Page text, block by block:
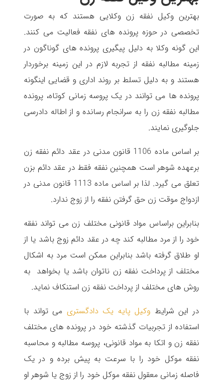
بهترین وکیل نفقه زن وکلایی هستند که به صورت
تخصصی در حوزه پرونده های نفقه فعالیت می کنند.
این گونه وکلا به دلیل پیگیری پرونده های گوناگون در
زمینه مطالبه نفقه از تجربه لازم در این زمینه برخوردار
هستند و به دلیل تسلط بر روند اداری و قضایی اینگونه
پرونده ها می توانند در یک پروسه زمانی کوتاه، پرونده
مطالبه نفقه زن را به سرانجام رسانده و از اطاله دادرسی
جلوگیری نمایند.
بر اساس ماده 1106 قانون مدنی در عقد دائم نفقه زن
برعهده شوهر است همچنین نفقه فقط در عقد دائم بزن
تعلق می گیرد. لذا بر اساس ماده 1113 قانون مدنی در
ازدواج موقت زن حق گرفتن نفقه را از زوج ندارد.
بنابراین براساس مواد قانونی مختلف زن می تواند نفقه
خود را از مرد مطالبه کند چه در عقد دائم زوج باشد یا از
او طلاق گرفته باشد بنابراین ممکن است مرد به اشکال
مختلف از پرداخت نفقه زن ناتوان باشد یا بخواهد به
روش های مختلف از پرداخت نفقه زن استنکاف نماید.
در این شرایط وکیل پایه یک دادگستری می تواند با
استفاده از تجربیات گذشته خود در پرونده های مختلف
نفقه زن و اتکا به مواد قانونی، پروسه مطالبه و محاسبه
نفقه موکل خود را با سرعت به پیش برده و در یک
فاصله زمانی معقول نفقه موکل خود را از زوج یا شوهر او